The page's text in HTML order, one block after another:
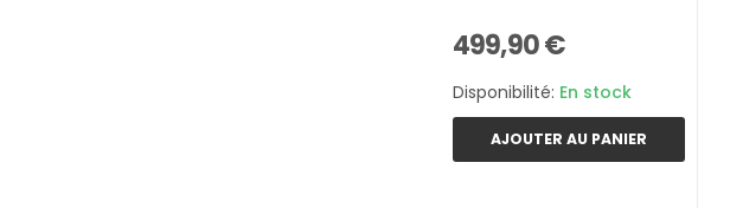
499,90 €
Disponibilité: En stock
AJOUTER AU PANIER